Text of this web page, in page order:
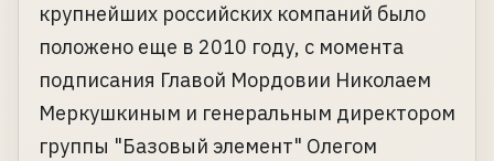
крупнейших российских компаний было
положено еще в 2010 году, с момента
подписания Главой Мордовии Николаем
Меркушкиным и генеральным директором
группы "Базовый элемент" Олегом